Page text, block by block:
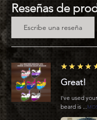
Reseñas de
Escribe una reseña
5
Great!
I've used
beard is ...